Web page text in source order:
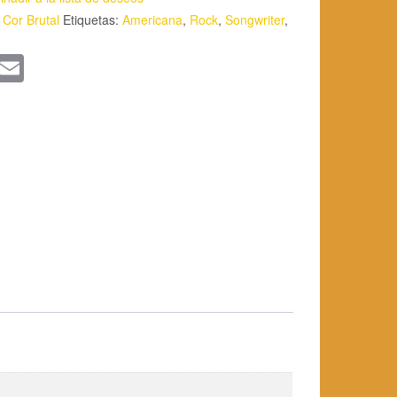
Brutal Etiquetas: Americana, Rock, Songwriter,